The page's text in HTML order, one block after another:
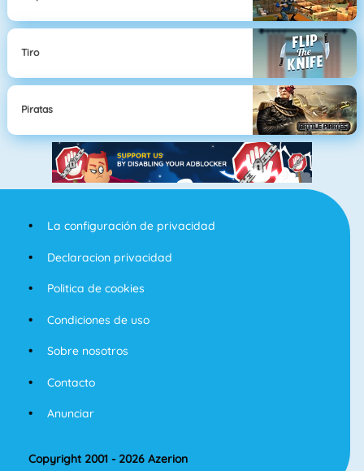
Tiro
Piratas
La configuración de privacidad
Declaracion privacidad
Politica de cookies
Condiciones de uso
Sobre nosotros
Contacto
Anunciar
Copyright 2001 - 2026 Azerion